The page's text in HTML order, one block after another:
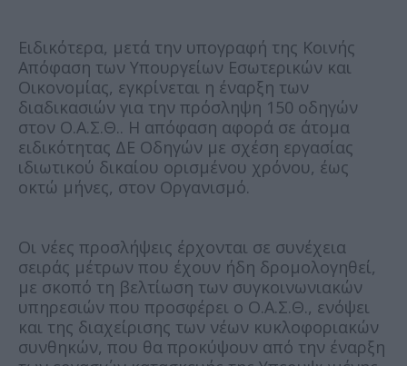
Ειδικότερα, μετά την υπογραφή της Κοινής
Απόφαση των Υπουργείων Εσωτερικών και
Οικονομίας, εγκρίνεται η έναρξη των
διαδικασιών για την πρόσληψη 150 οδηγών
στον Ο.Α.Σ.Θ.. Η απόφαση αφορά σε άτομα
ειδικότητας ΔΕ Οδηγών με σχέση εργασίας
ιδιωτικού δικαίου ορισμένου χρόνου, έως
οκτώ μήνες, στον Οργανισμό.
Οι νέες προσλήψεις έρχονται σε συνέχεια
σειράς μέτρων που έχουν ήδη δρομολογηθεί,
με σκοπό τη βελτίωση των συγκοινωνιακών
υπηρεσιών που προσφέρει ο Ο.Α.Σ.Θ., ενόψει
και της διαχείρισης των νέων κυκλοφοριακών
συνθηκών, που θα προκύψουν από την έναρξη